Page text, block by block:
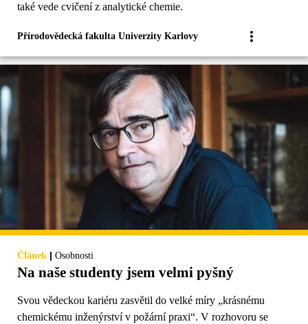
také vede cvičení z analytické chemie.
Přírodovědecká fakulta Univerzity Karlovy
Článek | Osobnosti
Na naše studenty jsem velmi pyšný
Svou vědeckou kariéru zasvětil do velké míry „krásnému
chemickému inženýrství v požární praxi“. V rozhovoru se